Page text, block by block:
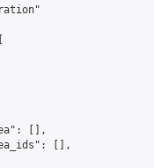
[],
[],